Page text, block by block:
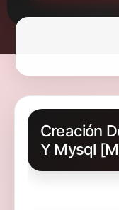
Creación
Y Mysql